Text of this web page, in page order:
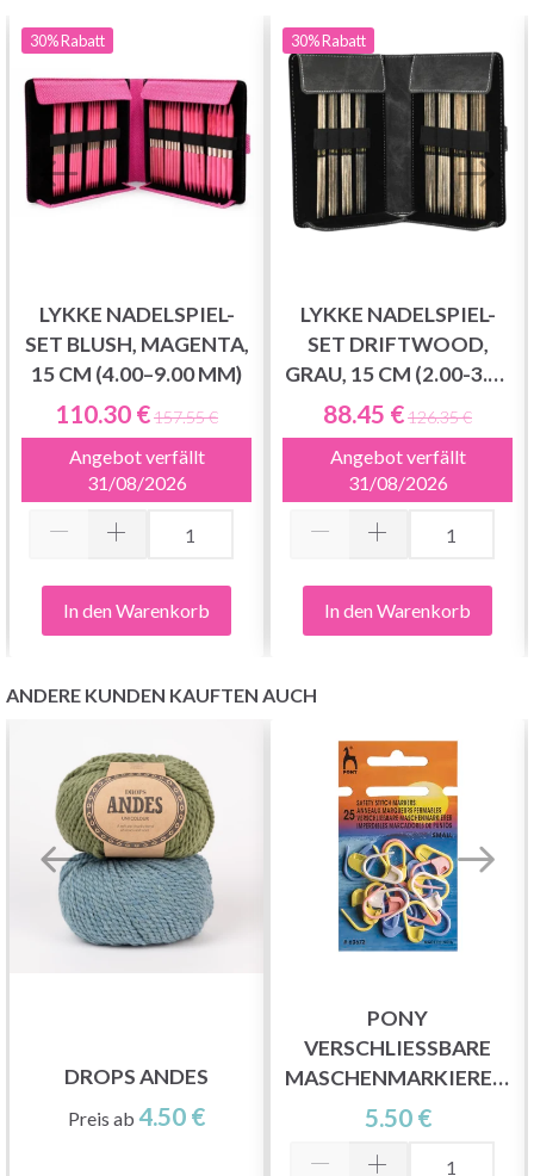
30%Rabatt
LYKKE NADELSPIEL-
SET BLUSH, MAGENTA,
15 CM (4.00–9.00 MM)
110.30 €157.55 €
Angebot verfällt
31/08/2026
In den Warenkorb
30%Rabatt
LYKKE NADELSPIEL-
SET DRIFTWOOD,
GRAU, 15 CM (2.00-3.75
MM)
88.45 €126.35 €
Angebot verfällt
31/08/2026
In den Warenkorb
ANDERE KUNDEN KAUFTEN AUCH
DROPS ANDES
Preis ab 4.50 €
PONY
VERSCHLIESSBARE M
ASCHENMARKIERER,
KLEIN, 25 STÜCK
5.50 €